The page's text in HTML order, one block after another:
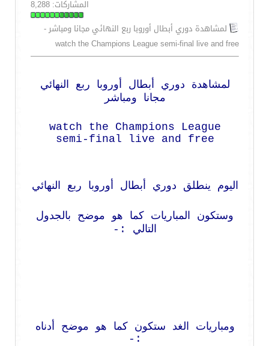
المشاركات: 8,288
لمشاهدة دوري أبطال أوروبا ربع النهائي مجانا ومباشر -
watch the Champions League semi-final live and free
لمشاهدة دوري أبطال أوروبا ربع النهائي
مجانا ومباشر
watch the Champions League
semi-final live and free
اليوم ينطلق دوري أبطال أوروبا ربع النهائي
وستكون المباريات كما هو موضح بالجدول
التالي :-
ومباريات الغد ستكون كما هو موضح أدناه
:-